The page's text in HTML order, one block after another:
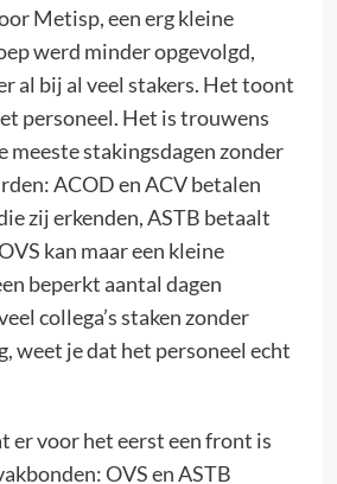
Metisp, een erg kleine
werd minder opgevolgd,
al bij al veel stakers. Het toont
personeel. Het is trouwens
meeste stakingsdagen zonder
ACOD en ACV betalen
zij erkenden, ASTB betaalt
kan maar een kleine
beperkt aantal dagen
collega’s staken zonder
weet je dat het personeel echt
er voor het eerst een front is
OVS en ASTB